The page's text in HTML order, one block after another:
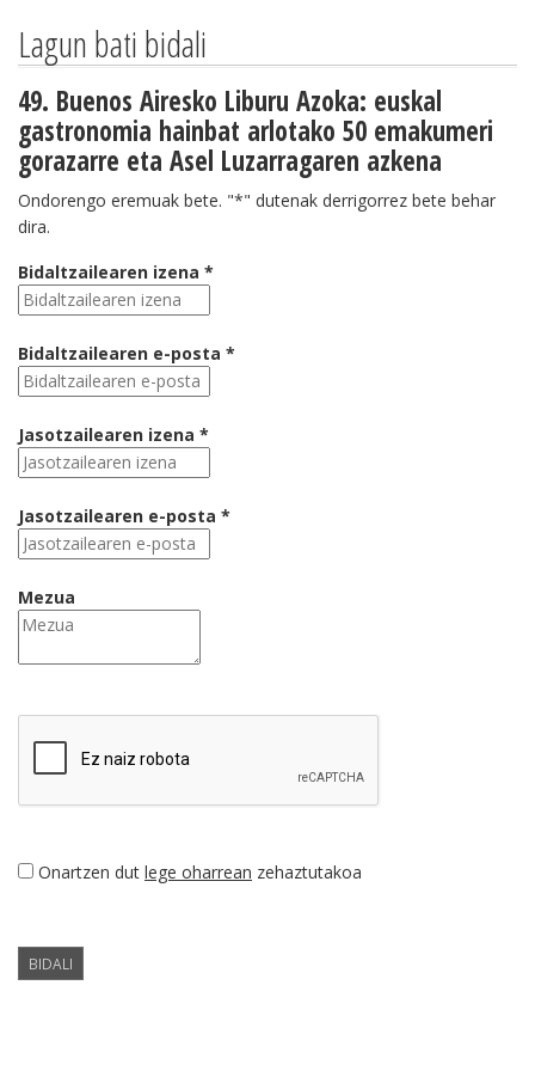
Lagun bati bidali
49. Buenos Airesko Liburu Azoka: euskal
gastronomia hainbat arlotako 50 emakumeri
gorazarre eta Asel Luzarragaren azkena
Ondorengo eremuak bete. "*" dutenak derrigorrez bete behar
dira.
Bidaltzailearen izena *
Bidaltzailearen e-posta *
Jasotzailearen izena *
Jasotzailearen e-posta *
Mezua
Onartzen dut lege oharrean zehaztutakoa
BIDALI